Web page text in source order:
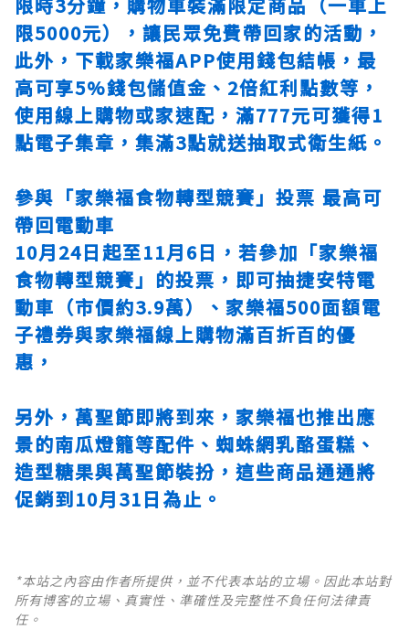
限5000元），讓民眾免費帶回家的活動，
此外，下載家樂福APP使用錢包結帳，最
高可享5%錢包儲值金、2倍紅利點數等，
使用線上購物或家速配，滿777元可獲得1
點電子集章，集滿3點就送抽取式衛生紙。
參與「家樂福食物轉型競賽」投票 最高可
帶回電動車
10月24日起至11月6日，若參加「家樂福
食物轉型競賽」的投票，即可抽捷安特電
動車（市價約3.9萬）、家樂福500面額電
子禮券與家樂福線上購物滿百折百的優
惠，
另外，萬聖節即將到來，家樂福也推出應
景的南瓜燈籠等配件、蜘蛛網乳酪蛋糕、
造型糖果與萬聖節裝扮，這些商品通通將
促銷到10月31日為止。
*本站之內容由作者所提供，並不代表本站的立場。因此本站對
所有博客的立場、真實性、準確性及完整性不負任何法律責
任。